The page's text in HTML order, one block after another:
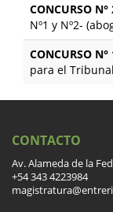
CONCURSO N°
Nº1 y Nº2-
CONCURSO N°
para el
CONTACTO
Av. Alameda de la
+54 343 4223984